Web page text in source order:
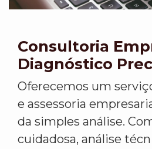
Consultoria
Diagnóstico
Oferecemos um
e assessoria
da simples análise.
cuidadosa, análise